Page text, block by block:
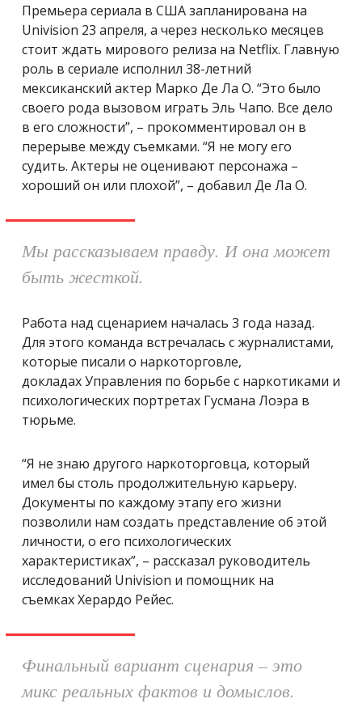
Премьера сериала в США запланирована на
Univision 23 апреля, а через несколько месяцев
стоит ждать мирового релиза на Netflix. Главную
роль в сериале исполнил 38-летний
мексиканский актер Марко Де Ла О. “Это было
своего рода вызовом играть Эль Чапо. Все дело
в его сложности”, – прокомментировал он в
перерыве между съемками. “Я не могу его
судить. Актеры не оценивают персонажа –
хороший он или плохой”, – добавил Де Ла О.
Мы рассказываем правду. И она может
быть жесткой.
Работа над сценарием началась 3 года назад.
Для этого команда встречалась с журналистами,
которые писали о наркоторговле,
докладах Управления по борьбе с наркотиками и
психологических портретах Гусмана Лоэра в
тюрьме.
“Я не знаю другого наркоторговца, который
имел бы столь продолжительную карьеру.
Документы по каждому этапу его жизни
позволили нам создать представление об этой
личности, о его психологических
характеристиках”, – рассказал руководитель
исследований Univision и помощник на
съемках Херардо Рейес.
Финальный вариант сценария – это
микс реальных фактов и домыслов.